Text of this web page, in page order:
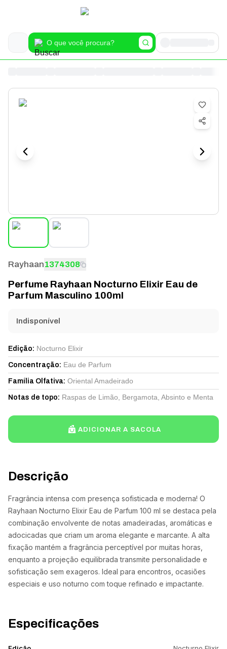
Descrição
Fragrância intensa com presença sofisticada e moderna! O
Rayhaan Nocturno Elixir Eau de Parfum 100 ml se destaca pela
combinação envolvente de notas amadeiradas, aromáticas e
adocicadas que criam um aroma elegante e marcante. A alta
fixação mantém a fragrância perceptível por muitas horas,
enquanto a projeção equilibrada transmite personalidade e
sofisticação sem exageros. Ideal para encontros, ocasiões
especiais e uso noturno com toque refinado e impactante.
Especificações
Rayhaan1374308
Perfume Rayhaan Nocturno Elixir Eau de
Parfum Masculino 100ml
Indisponível
Edição: Nocturno Elixir
Concentração: Eau de Parfum
Família Olfativa: Oriental Amadeirado
Notas de topo: Raspas de Limão, Bergamota, Absinto e Menta
ADICIONAR A SACOLA